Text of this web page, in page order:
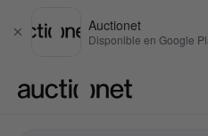
Cerrar
Auctionet
Disponible en Google